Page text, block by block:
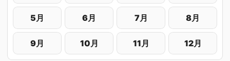
5月 6月 7月 8月
9月 10月 11月 12月